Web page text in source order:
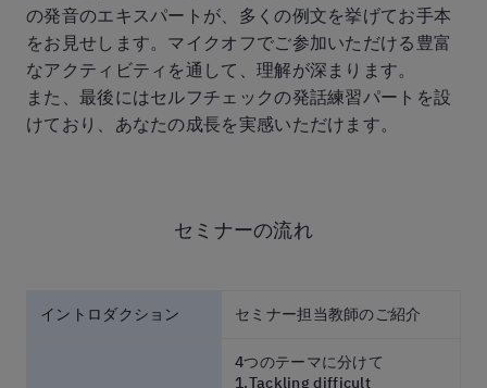
の発音のエキスパートが、多くの例文を挙げてお手本
をお見せします。マイクオフでご参加いただける豊富
なアクティビティを通して、理解が深まります。
また、最後にはセルフチェックの発話練習パートを設
けており、あなたの成長を実感いただけます。
セミナーの流れ
イントロダクション セミナー担当教師のご紹介
4つのテーマに分けて
1.Tackling difficult